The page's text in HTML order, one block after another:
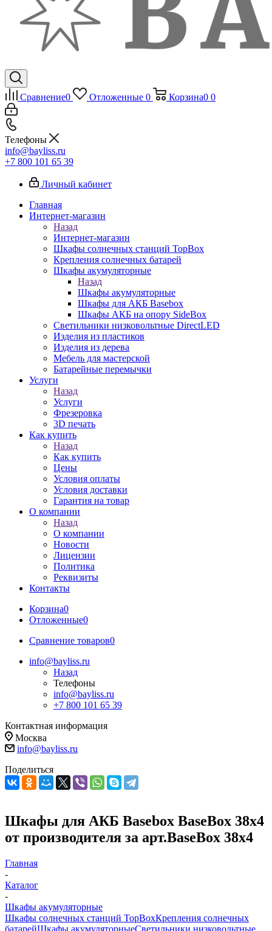
Сравнение0 Отложенные 0 Корзина0 0
Телефоны
info@bayliss.ru
+7 800 101 65 39
Личный кабинет
Главная
Интернет-магазин
Назад
Интернет-магазин
Шкафы солнечных станций TopBox
Крепления солнечных батарей
Шкафы акумуляторные
Назад
Шкафы акумуляторные
Шкафы для АКБ Basebox
Шкафы АКБ на опору SideBox
Светильники низковольтные DirectLED
Изделия из пластиков
Изделия из дерева
Мебель для мастерской
Батарейные перемычки
Услуги
Назад
Услуги
Фрезеровка
3D печать
Как купить
Назад
Как купить
Цены
Условия оплаты
Условия доставки
Гарантия на товар
О компании
Назад
О компании
Новости
Лицензии
Политика
Реквизиты
Контакты
Корзина0
Отложенные0
Сравнение товаров0
info@bayliss.ru
Назад
Телефоны
info@bayliss.ru
+7 800 101 65 39
Контактная информация
Москва
info@bayliss.ru
Поделиться
Шкафы для АКБ Basebox BaseBox 38x4
от производителя за арт.BaseBox 38x4
Главная
-
Каталог
-
Шкафы акумуляторные
Шкафы солнечных станций TopBoxКрепления солнечных
батарейШкафы акумуляторныеСветильники низковольтные